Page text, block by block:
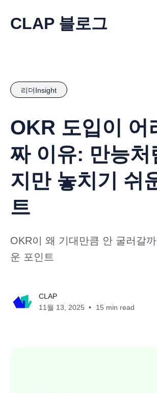
CLAP 블로그
리더Insight
OKR 도입이 어
짜 이유: 만능처
지만 놓치기 쉬
트
OKR이 왜 기대만큼 안 굴러갈
운 포인트
CLAP
11월 13, 2025
15 min read